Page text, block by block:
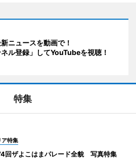
ニュースを動画で！
ネル登録」してYouTubeを視聴！
特集
ア特集
回ザよこはまパレード全貌 写真特集